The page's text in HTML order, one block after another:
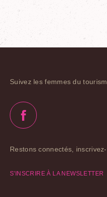
Suivez les femmes du
Restons connectés,
S'INSCRIRE À LA NEWSLETTER